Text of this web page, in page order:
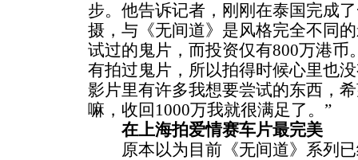
步。他告诉记者，刚刚在泰国完成
摄，与《无间道》是风格完全不同
试过的鬼片，而投资仅有800万港币
有拍过鬼片，所以拍得时候心里也
影片里有许多我想要尝试的东西，
嘛，收回1000万我就很满足了。”
在上海拍爱情赛车片最完美
原本以为目前《无间道》系列已